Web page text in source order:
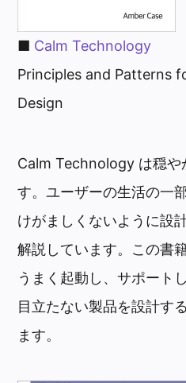
■ Calm Technology
Principles and Patterns
Design
Calm Technology は穏や
す。ユーザーの生活の一
けがましくないように設
解説しています。この書
うまく起動し、サポート
目立たない製品を設計す
ます。